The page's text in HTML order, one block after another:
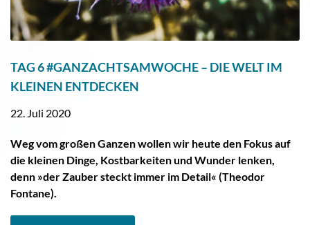
TAG 6 #GANZACHTSAMWOCHE – DIE WELT IM
KLEINEN ENTDECKEN
22. Juli 2020
Weg vom großen Ganzen wollen wir heute den Fokus auf
die kleinen Dinge, Kostbarkeiten und Wunder lenken,
denn »der Zauber steckt immer im Detail« (Theodor
Fontane).